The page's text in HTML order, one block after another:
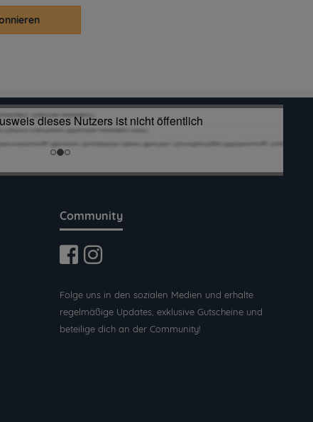
Community
Folge uns in den sozialen Medien und erhalte
regelmäßige Updates, exklusive Gutscheine und
beteilige dich an der Community!